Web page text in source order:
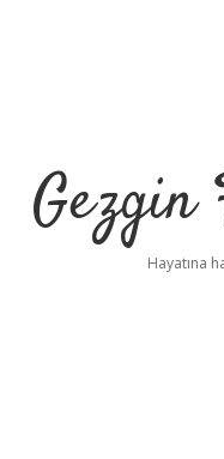
Hayatına